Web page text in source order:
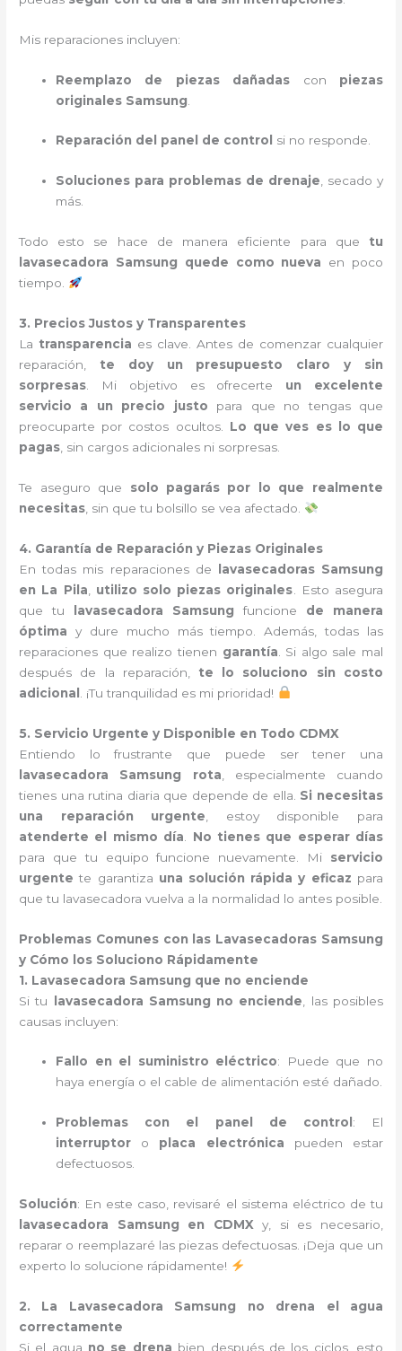
Mis reparaciones incluyen:
Reemplazo de piezas dañadas con piezas
originales Samsung
Reparación del panel de control si no responde.
Soluciones para problemas de drenaje, secado y
más.
Todo esto se hace de manera eficiente para que tu
lavasecadora Samsung quede como nueva en poco
tiempo.
3. Precios Justos y Transparentes
La transparencia es clave. Antes de comenzar cualquier
reparación, te doy un presupuesto claro y sin
sorpresas . Mi objetivo es ofrecerte un excelente
servicio a un precio justo para que no tengas que
preocuparte por costos ocultos. Lo que ves es lo que
pagas , sin cargos adicionales ni sorpresas.
Te aseguro que solo pagarás por lo que realmente
necesitas , sin que tu bolsillo se vea afectado.
4. Garantía de Reparación y Piezas Originales
En todas mis reparaciones de
lavasecadoras Samsung
en La Pila
utilizo solo piezas originales . Esto asegura
que tu
lavasecadora Samsung funcione de manera
óptima y dure mucho más tiempo. Además, todas las
reparaciones que realizo tienen garantía . Si algo sale mal
después de la reparación, te lo soluciono sin costo
adicional
. ¡Tu tranquilidad es mi prioridad!
5. Servicio Urgente y Disponible en Todo CDMX
Entiendo lo frustrante que puede ser tener una
lavasecadora Samsung rota , especialmente cuando
tienes una rutina diaria que depende de ella. Si necesitas
una reparación urgente , estoy disponible para
atenderte el mismo día
No tienes que esperar días
para que tu equipo funcione nuevamente. Mi servicio
urgente te garantiza una solución rápida y eficaz para
que tu lavasecadora vuelva a la normalidad lo antes posible.
Problemas Comunes con las Lavasecadoras Samsung
y Cómo los Soluciono Rápidamente
1. Lavasecadora Samsung que no enciende
Si tu lavasecadora Samsung no enciende , las posibles
causas incluyen:
Fallo en el suministro eléctrico: Puede que no
haya energía o el cable de alimentación esté dañado.
Problemas con el panel de control : El
interruptor o placa electrónica pueden estar
defectuosos.
Solución: En este caso, revisaré el sistema eléctrico de tu
lavasecadora Samsung en CDMX y, si es necesario,
reparar o reemplazaré las piezas defectuosas. ¡Deja que un
experto lo solucione rápidamente!
2. La Lavasecadora Samsung no drena el agua
correctamente
Si el agua no se drena bien después de los ciclos, esto